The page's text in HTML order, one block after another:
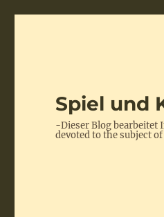
Spiel und
-Dieser Blog bearbeitet
devoted to the subject